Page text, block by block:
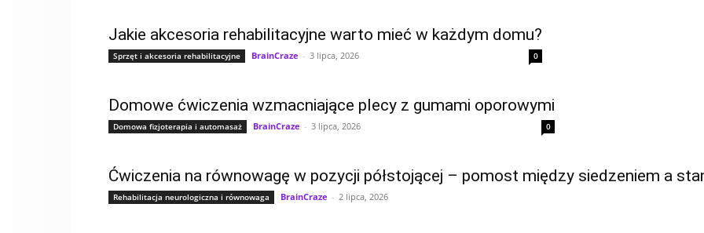
Jakie akcesoria rehabilitacyjne warto mieć w każdym domu?
Sprzęt i akcesoria rehabilitacyjne BrainCraze - 3 lipca, 2026 0
Domowe ćwiczenia wzmacniające plecy z gumami oporowymi
Domowa fizjoterapia i automasaż BrainCraze - 3 lipca, 2026 0
Ćwiczenia na równowagę w pozycji półstojącej – pomost między siedzeniem a
Rehabilitacja neurologiczna i równowaga BrainCraze - 2 lipca, 2026